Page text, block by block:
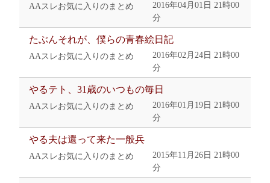
AAスレお気に入りのまとめ
2016年04月01日 21時00
分
たぶんそれが、僕らの青春絵日記
AAスレお気に入りのまとめ
2016年02月24日 21時00
分
やるテト、31歳のいつもの毎日
AAスレお気に入りのまとめ
2016年01月19日 21時00
分
やる夫は還って来た一般兵
AAスレお気に入りのまとめ
2015年11月26日 21時00
分